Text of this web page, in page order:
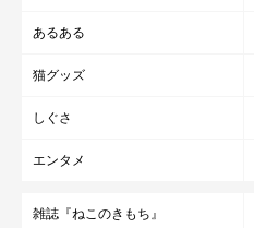
あるある
猫グッズ
しぐさ
エンタメ
雑誌『ねこのきもち』